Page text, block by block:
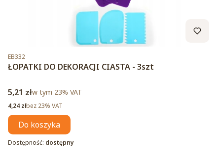
Kod produktu
EB332
ŁOPATKI DO DEKORACJI CIASTA - 3szt
Cena brutto
5,21 złw tym %s VAT
w tym 23% VAT
Cena netto
4,24 złbez 23% VAT
Do koszyka
Dostępność: dostępny